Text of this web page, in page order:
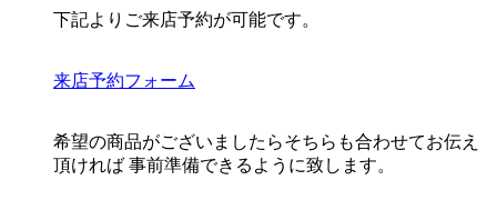
下記よりご来店予約が可能です。
来店予約フォーム
希望の商品がございましたらそちらも合わせてお伝え
頂ければ 事前準備できるように致します。